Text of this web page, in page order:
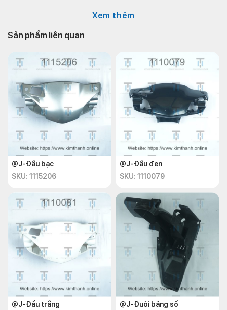
Nắp Mở Bugi AB 2008-2010
Địa chỉ: 72 – 74 Phạm Hữu Chí, P.12, Q.5, TP.HCM
Hotline:+842838547570
Email: chkimthanh72@gmail.com
Xem thêm
Sản phẩm liên quan
@J-Đầu bạc
SKU: 1115206
@J-Đầu đen
SKU: 1110079
@J-Đầu trắng
@J-Đuôi bảng số